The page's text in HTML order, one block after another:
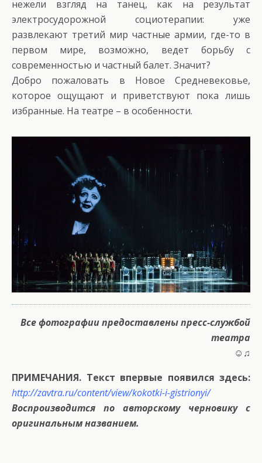
нежели взгляд на танец, как на результат
электросудорожной социотерапии: уже
развлекают третий мир частные армии, где-то в
первом мире, возможно, ведет борьбу с
современностью и частный балет. Значит?
Добро пожаловать в Новое Средневековье,
которое ощущают и приветствуют пока лишь
избранные. На театре – в особенности.
Все фотографии предоставлены пресс-службой
театра
☺♫
ПРИМЕЧАНИЯ. Текст впервые появился здесь:
http://zavtra.ru/content/view/kokotki-i-gistrionyi/
Воспроизводится по авторскому черновику с
оригинальным названием.